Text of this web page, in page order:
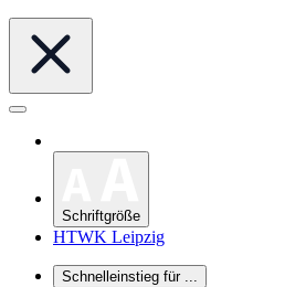
Schriftgröße
HTWK Leipzig
Schnelleinstieg für ...